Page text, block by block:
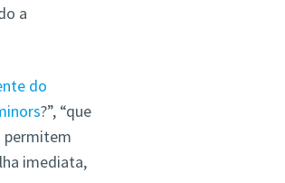
a
do
?”, “que
permitem
imediata,